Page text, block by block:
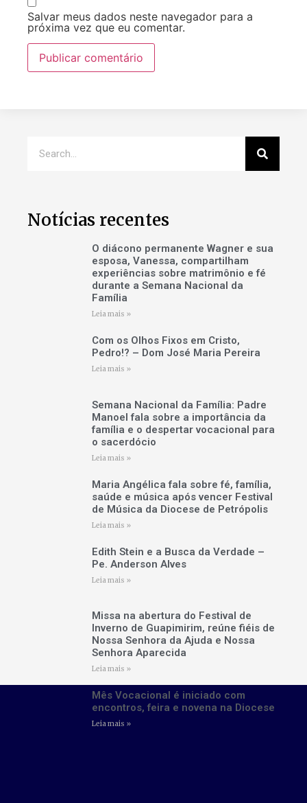
Salvar meus dados neste navegador para a
próxima vez que eu comentar.
Notícias recentes
O diácono permanente Wagner e sua
esposa, Vanessa, compartilham
experiências sobre matrimônio e fé
durante a Semana Nacional da
Família
Leia mais »
Com os Olhos Fixos em Cristo,
Pedro!? – Dom José Maria Pereira
Leia mais »
Semana Nacional da Família: Padre
Manoel fala sobre a importância da
família e o despertar vocacional para
o sacerdócio
Leia mais »
Maria Angélica fala sobre fé, família,
saúde e música após vencer Festival
de Música da Diocese de Petrópolis
Leia mais »
Edith Stein e a Busca da Verdade –
Pe. Anderson Alves
Leia mais »
Missa na abertura do Festival de
Inverno de Guapimirim, reúne fiéis de
Nossa Senhora da Ajuda e Nossa
Senhora Aparecida
Leia mais »
Mês Vocacional é iniciado com
encontros, feira e novena na Diocese
Leia mais »